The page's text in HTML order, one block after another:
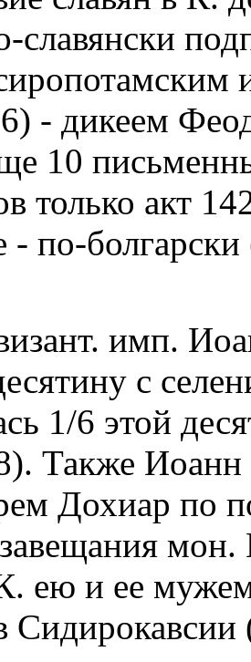
славянски
- дикеем
10
только акт
- по-болгарски
имп.
с
1/6 этой
Также
Дохиар по
ею и ее